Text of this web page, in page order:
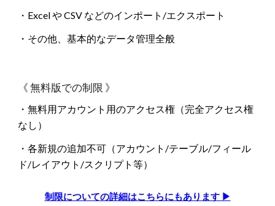
・Excel や CSV などのインポート/エクスポート
・その他、基本的なデータ管理全般
《 無料版での制限 》
・無料用アカウント 用のアクセス権 （完全アクセス権
なし）
・各新規の追加不可（アカウント/テーブル/フィール
ド/レイアウト/スクリプト等）
制限についての詳細はこちらにもあります ▶